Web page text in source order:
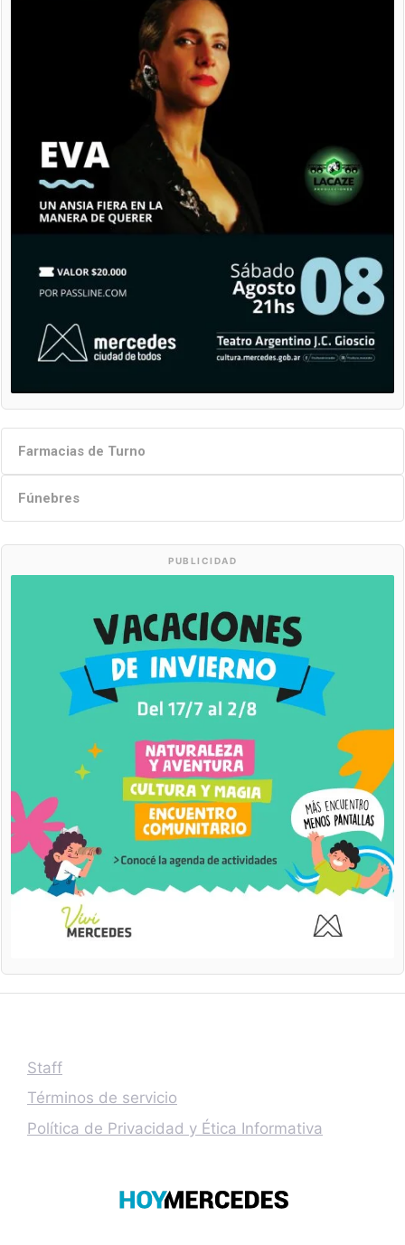
Farmacias de Turno
Fúnebres
PUBLICIDAD
Staff
Términos de servicio
Política de Privacidad y Ética Informativa